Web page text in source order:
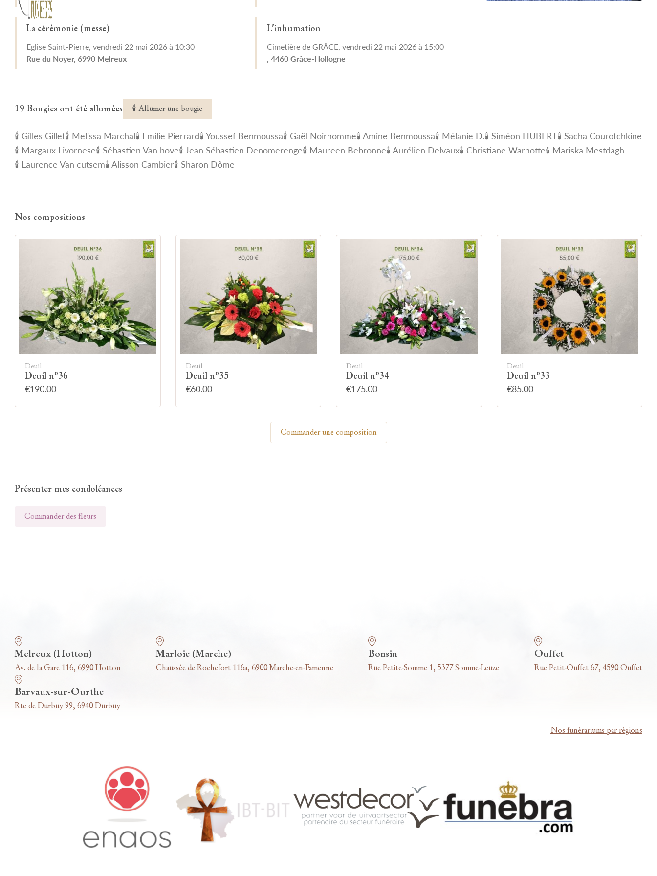
La cérémonie (messe)
Eglise Saint-Pierre, vendredi 22 mai 2026 à 10:30
Rue du Noyer, 6990 Melreux
L'inhumation
Cimetière de GRÂCE, vendredi 22 mai 2026 à 15:00
, 4460 Grâce-Hollogne
19 Bougies ont été allumées 🕯 Allumer une bougie
🕯 Gilles Gillet🕯 Melissa Marchal🕯 Emilie Pierrard🕯 Youssef Benmoussa🕯 Gaël Noirhomme🕯 Amine Benmoussa🕯 Mélanie D.🕯 Siméon HUBERT🕯 Sacha Courotchkine
🕯 Margaux Livornese🕯 Sébastien Van hove🕯 Jean Sébastien Denomerenge🕯 Maureen Bebronne🕯 Aurélien Delvaux🕯 Christiane Warnotte🕯 Mariska Mestdagh
🕯 Laurence Van cutsem🕯 Alisson Cambier🕯 Sharon Dôme
Allumez une bougie
Montrez votre soutien à la famille en allumant
symboliquement une bougie.
Votre prénom Votre nom
🕯 Allumer ma bougie
Nos compositions
Deuil
Deuil n°36
€190.00
Deuil
Deuil n°35
€60.00
Deuil
Deuil n°34
€175.00
Deuil
Deuil n°33
€85.00
Commander une composition
Présenter mes condoléances
Commander des fleurs
Melreux (Hotton)
Av. de la Gare 116, 6990 Hotton
Marloie (Marche)
Chaussée de Rochefort 116a, 6900 Marche-en-Famenne
Bonsin
Rue Petite-Somme 1, 5377 Somme-Leuze
Ouffet
Rue Petit-Ouffet 67, 4590 Ouffet
Barvaux-sur-Ourthe
Rte de Durbuy 99, 6940 Durbuy
Nos funérariums par régions